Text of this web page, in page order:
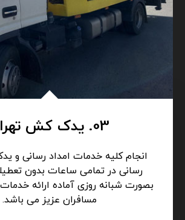
03. یدک کش تهران
انجام کلیه خدمات امداد رسانی و
رسانی در تمامی ساعات بدون
بصورت شبانه روزی آماده ارائه خدمات
مسافران عزیز می باشد.